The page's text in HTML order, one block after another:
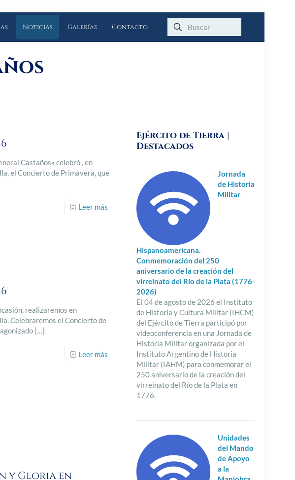
Noticias Galerías Contacto
Castaños» celebró , en
el Concierto de Primavera, que
Leer más
realizaremos en
Celebraremos el Concierto de
[…]
Leer más
y Gloria en
Ejército de Tierra |
Destacados
Jornada
de Historia
Militar
Hispanoamericana.
Conmemoración del 250
aniversario de la creación del
virreinato del Río de la Plata (1776-
2026)
El 04 de agosto de 2026 el Instituto
de Historia y Cultura Militar (IHCM)
del Ejército de Tierra participó por
videoconferencia en una Jornada de
Historia Militar organizada por el
Instituto Argentino de Historia
Militar (IAHM) para conmemorar el
250 aniversario de la creación del
virreinato del Río de la Plata en
1776.
Unidades
del Mando
de Apoyo
a la